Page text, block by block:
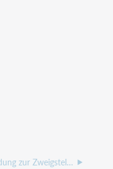
Meldung zur Zweigstellenzuordnung des Arbeitsplatzes